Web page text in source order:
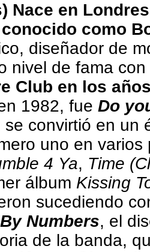
Nace en
como
diseñador de
nivel de fama
Club en los
1982, fue Do
se convirtió en un
uno en varios
4 Ya, Time
álbum Kissing
sucediendo
Numbers, el
de la banda,